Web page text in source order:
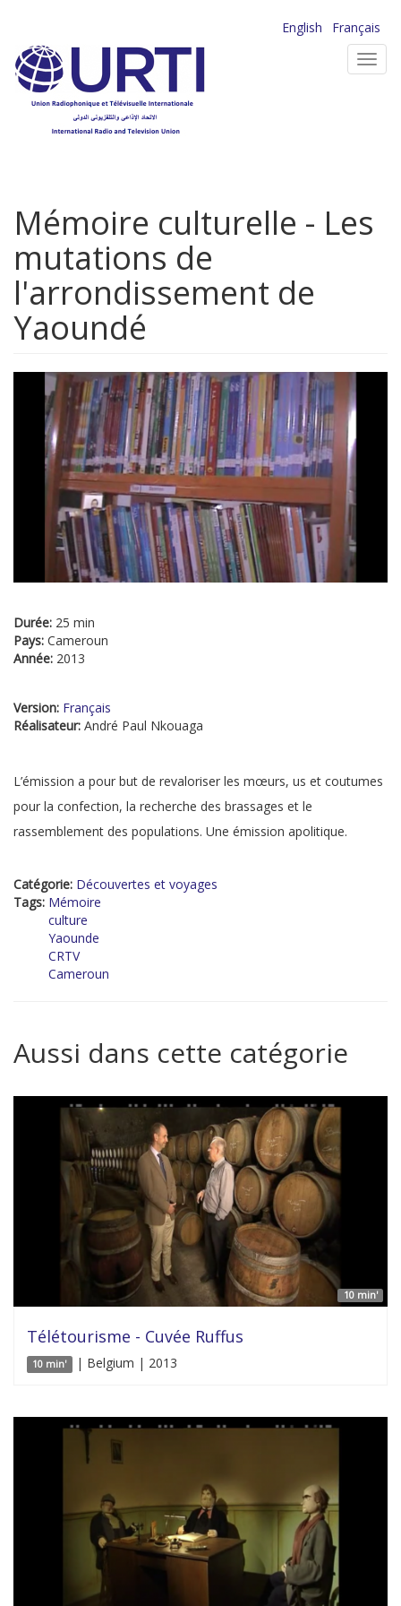
contenu
principal
English
Français
Mémoire culturelle - Les
mutations de
l'arrondissement de
Yaoundé
Durée: 25 min
Pays: Cameroun
Année: 2013
Version: Français
Réalisateur: André Paul Nkouaga
L’émission a pour but de revaloriser les mœurs, us et coutumes
pour la confection, la recherche des brassages et le
rassemblement des populations. Une émission apolitique.
Catégorie: Découvertes et voyages
Tags: Mémoire
culture
Yaounde
CRTV
Cameroun
Aussi dans cette catégorie
10 min'
Télétourisme - Cuvée Ruffus
10 min' | Belgium | 2013